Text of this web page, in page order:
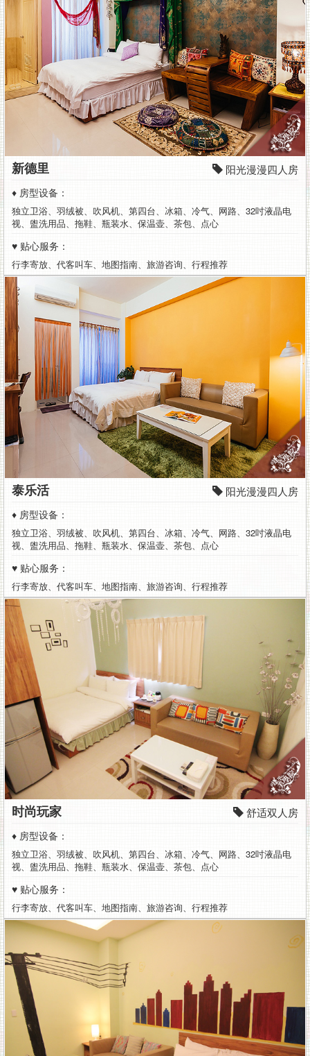
新德里 阳光漫漫四人房
♦ 房型设备：
独立卫浴、羽绒被、吹风机、第四台、冰箱、冷气、网路、32吋液晶电
视、盥洗用品、拖鞋、瓶装水、保温壶、茶包、点心
♥ 贴心服务：
行李寄放、代客叫车、地图指南、旅游咨询、行程推荐
泰乐活 阳光漫漫四人房
♦ 房型设备：
独立卫浴、羽绒被、吹风机、第四台、冰箱、冷气、网路、32吋液晶电
视、盥洗用品、拖鞋、瓶装水、保温壶、茶包、点心
♥ 贴心服务：
行李寄放、代客叫车、地图指南、旅游咨询、行程推荐
时尚玩家 舒适双人房
♦ 房型设备：
独立卫浴、羽绒被、吹风机、第四台、冰箱、冷气、网路、32吋液晶电
视、盥洗用品、拖鞋、瓶装水、保温壶、茶包、点心
♥ 贴心服务：
行李寄放、代客叫车、地图指南、旅游咨询、行程推荐